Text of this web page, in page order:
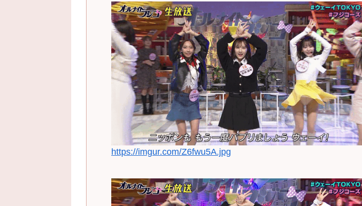
https://imgur.com/Z6fwu5A.jpg